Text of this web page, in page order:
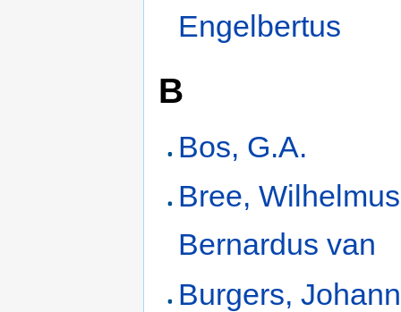
Engelbertus
B
Bos, G.A.
Bree, Wilhelmus
Bernardus van
Burgers,